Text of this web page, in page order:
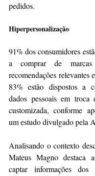
pedidos.
Hiperpersonalização
91% dos consumidores
a comprar de marcas
recomendações relevantes
83% estão dispostos a
dados pessoais em troca
customizada, conforme
um estudo divulgado pela
Analisando o contexto
Mateus Magno destaca
captar informações dos